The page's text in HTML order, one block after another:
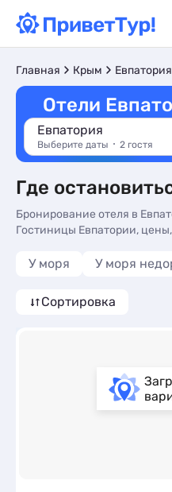
Главная Крым Евпатория
Отели
Евпатория
Выберите даты 2 гостя
Где
Бронирование отеля в
Гостиницы Евпатории,
У моря У моря
Сортировка